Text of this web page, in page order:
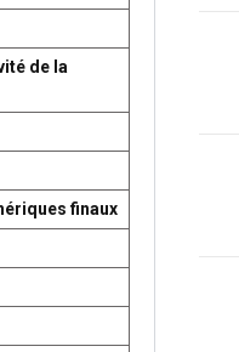
de la
finaux